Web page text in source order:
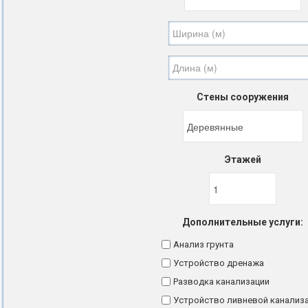
Стены сооружения
Этажей
Дополнительные услуги:
Анализ грунта
Устройство дренажа
Разводка канализации
Устройство ливневой